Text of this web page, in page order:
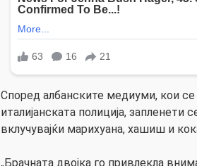
Според албанските медиуми, кои
италијанската полиција, запленети
вклучувајќи марихуана, хашиш и
„Брачната двојка го привлекла